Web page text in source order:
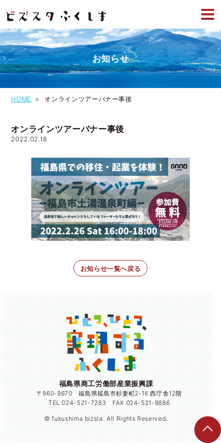
お知らせ
HOME オンラインツアーバナー事後
オンラインツアーバナー事後
2022.02.18
お知らせ一覧へ戻る
福島県商工労働部産業振興課
〒960-8670 福島県福島市杉妻町2-16 西庁舎12階
TEL 024-521-7283 FAX 024-521-8886
© fukushima bizsta. All Rights Reserved.